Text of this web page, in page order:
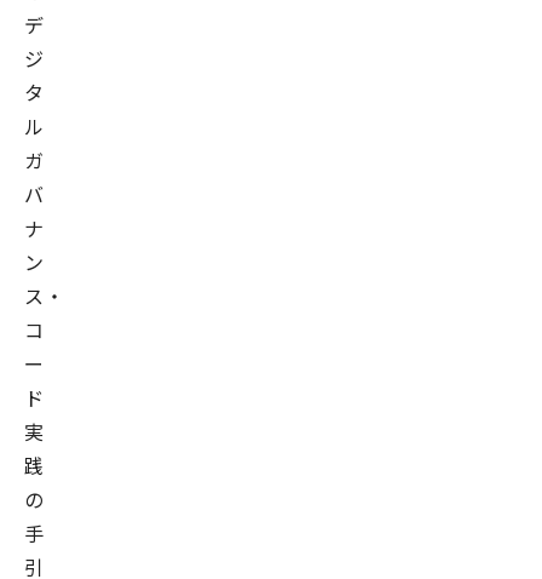
デ
ジ
タ
ル
ガ
バ
ナ
ン
ス・
コ
ー
ド
実
践
の
手
引